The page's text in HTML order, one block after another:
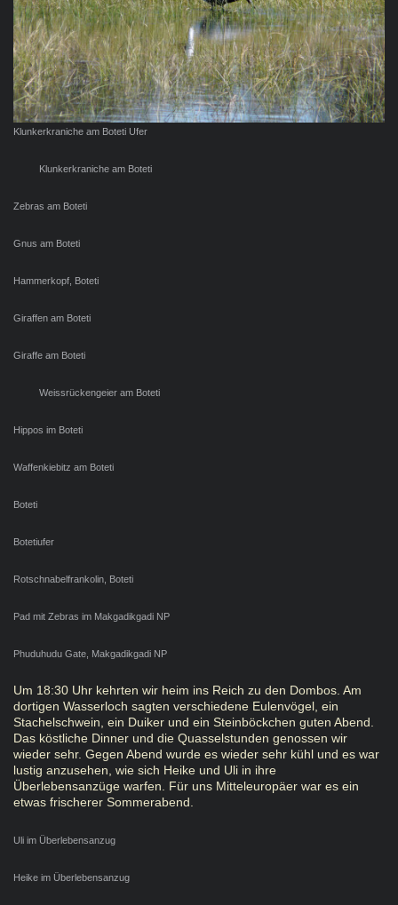
Klunkerkraniche am Boteti Ufer
Klunkerkraniche am Boteti
Zebras am Boteti
Gnus am Boteti
Hammerkopf, Boteti
Giraffen am Boteti
Giraffe am Boteti
Weissrückengeier am Boteti
Hippos im Boteti
Waffenkiebitz am Boteti
Boteti
Botetiufer
Rotschnabelfrankolin, Boteti
Pad mit Zebras im Makgadikgadi NP
Phuduhudu Gate, Makgadikgadi NP
Um 18:30 Uhr kehrten wir heim ins Reich zu den Dombos. Am
dortigen Wasserloch sagten verschiedene Eulenvögel, ein
Stachelschwein, ein Duiker und ein Steinböckchen guten Abend.
Das köstliche Dinner und die Quasselstunden genossen wir
wieder sehr. Gegen Abend wurde es wieder sehr kühl und es war
lustig anzusehen, wie sich Heike und Uli in ihre
Überlebensanzüge warfen. Für uns Mitteleuropäer war es ein
etwas frischerer Sommerabend.
Uli im Überlebensanzug
Heike im Überlebensanzug